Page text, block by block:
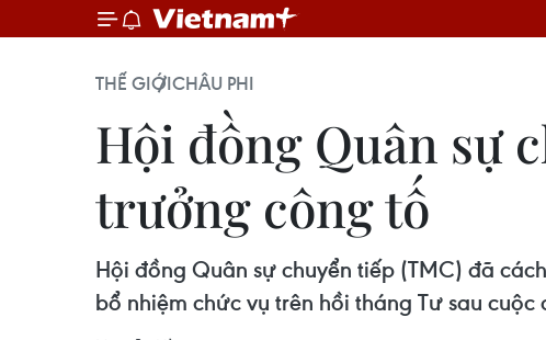
THẾ GIỚICHÂU PHI
Hội đồng Quân sự
trưởng công tố
Hội đồng Quân sự chuyển tiếp (TMC) đã
bổ nhiệm chức vụ trên hồi tháng Tư sau cuộc